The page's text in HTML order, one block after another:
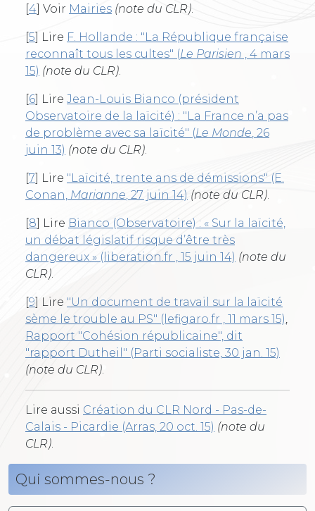
[4] Voir Mairies (note du CLR)
[5] Lire F. Hollande : "La République française
reconnaît tous les cultes" (Le Parisien , 4 mars
15) (note du CLR)
[6] Lire Jean-Louis Bianco (président
Observatoire de la laïcité) : "La France n’a pas
de problème avec sa laïcité" (Le Monde , 26
juin 13) (note du CLR)
[7] Lire "Laïcité, trente ans de démissions" (E.
Conan, Marianne , 27 juin 14) (note du CLR)
[8] Lire Bianco (Observatoire) : « Sur la laïcité,
un débat législatif risque d’être très
dangereux » (liberation.fr , 15 juin 14) (note du
CLR)
[9] Lire "Un document de travail sur la laïcité
sème le trouble au PS" (lefigaro.fr , 11 mars 15)
Rapport "Cohésion républicaine", dit
"rapport Dutheil" (Parti socialiste, 30 jan. 15)
(note du CLR)
Lire aussi Création du CLR Nord - Pas-de-
Calais - Picardie (Arras, 20 oct. 15) (note du
CLR)
Qui sommes-nous ?